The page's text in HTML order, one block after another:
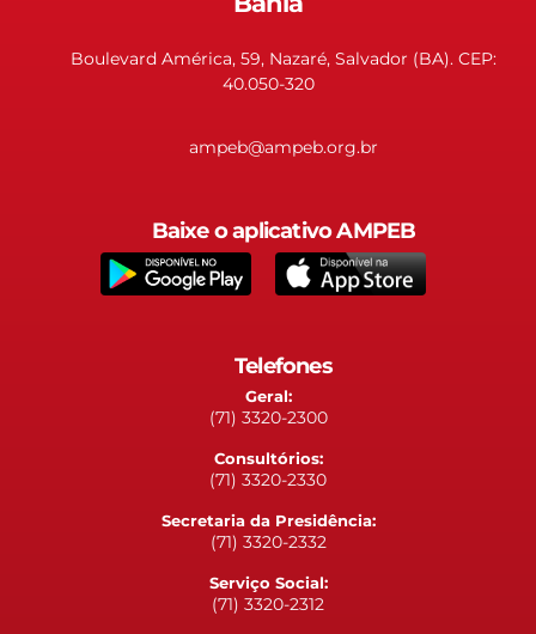
Boulevard América, 59, Nazaré, Salvador (BA). CEP:
40.050-320
ampeb@ampeb.org.br
Baixe o aplicativo AMPEB
Telefones
Geral:
(71) 3320-2300
Consultórios:
(71) 3320-2330
Secretaria da Presidência:
(71) 3320-2332
Serviço Social:
(71) 3320-2312